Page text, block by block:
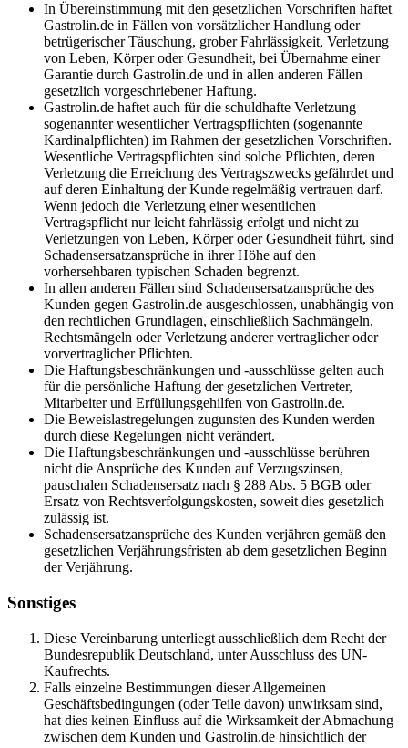
In Übereinstimmung mit den gesetzlichen Vorschriften haftet
Gastrolin.de in Fällen von vorsätzlicher Handlung oder
betrügerischer Täuschung, grober Fahrlässigkeit, Verletzung
von Leben, Körper oder Gesundheit, bei Übernahme einer
Garantie durch Gastrolin.de und in allen anderen Fällen
gesetzlich vorgeschriebener Haftung.
Gastrolin.de haftet auch für die schuldhafte Verletzung
sogenannter wesentlicher Vertragspflichten (sogenannte
Kardinalpflichten) im Rahmen der gesetzlichen Vorschriften.
Wesentliche Vertragspflichten sind solche Pflichten, deren
Verletzung die Erreichung des Vertragszwecks gefährdet und
auf deren Einhaltung der Kunde regelmäßig vertrauen darf.
Wenn jedoch die Verletzung einer wesentlichen
Vertragspflicht nur leicht fahrlässig erfolgt und nicht zu
Verletzungen von Leben, Körper oder Gesundheit führt, sind
Schadensersatzansprüche in ihrer Höhe auf den
vorhersehbaren typischen Schaden begrenzt.
In allen anderen Fällen sind Schadensersatzansprüche des
Kunden gegen Gastrolin.de ausgeschlossen, unabhängig von
den rechtlichen Grundlagen, einschließlich Sachmängeln,
Rechtsmängeln oder Verletzung anderer vertraglicher oder
vorvertraglicher Pflichten.
Die Haftungsbeschränkungen und -ausschlüsse gelten auch
für die persönliche Haftung der gesetzlichen Vertreter,
Mitarbeiter und Erfüllungsgehilfen von Gastrolin.de.
Die Beweislastregelungen zugunsten des Kunden werden
durch diese Regelungen nicht verändert.
Die Haftungsbeschränkungen und -ausschlüsse berühren
nicht die Ansprüche des Kunden auf Verzugszinsen,
pauschalen Schadensersatz nach § 288 Abs. 5 BGB oder
Ersatz von Rechtsverfolgungskosten, soweit dies gesetzlich
zulässig ist.
Schadensersatzansprüche des Kunden verjähren gemäß den
gesetzlichen Verjährungsfristen ab dem gesetzlichen Beginn
der Verjährung.
Sonstiges
Diese Vereinbarung unterliegt ausschließlich dem Recht der
Bundesrepublik Deutschland, unter Ausschluss des UN-
Kaufrechts.
Falls einzelne Bestimmungen dieser Allgemeinen
Geschäftsbedingungen (oder Teile davon) unwirksam sind,
hat dies keinen Einfluss auf die Wirksamkeit der Abmachung
zwischen dem Kunden und Gastrolin.de hinsichtlich der